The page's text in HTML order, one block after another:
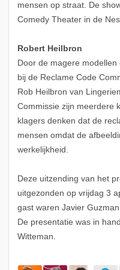
mensen op straat. De
Comedy Theater in de
Robert Heilbron
Door de magere
bij de Reclame Code
Rob Heilbron van
Commissie zijn meerdere
klagers denken dat de
mensen omdat de
werkelijkheid.
Deze uitzending van het
uitgezonden op vrijdag 3
gast waren Javier
De presentatie was in
Witteman.